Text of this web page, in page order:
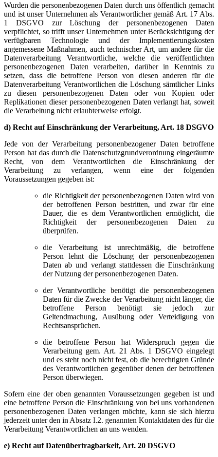
Wurden die personenbezogenen Daten durch uns öffentlich gemacht
und ist unser Unternehmen als Verantwortlicher gemäß Art. 17 Abs.
1 DSGVO zur Löschung der personenbezogenen Daten
verpflichtet, so trifft unser Unternehmen unter Berücksichtigung der
verfügbaren Technologie und der Implementierungskosten
angemessene Maßnahmen, auch technischer Art, um andere für die
Datenverarbeitung Verantwortliche, welche die veröffentlichten
personenbezogenen Daten verarbeiten, darüber in Kenntnis zu
setzen, dass die betroffene Person von diesen anderen für die
Datenverarbeitung Verantwortlichen die Löschung sämtlicher Links
zu diesen personenbezogenen Daten oder von Kopien oder
Replikationen dieser personenbezogenen Daten verlangt hat, soweit
die Verarbeitung nicht erlaubterweise erfolgt.
d) Recht auf Einschränkung der Verarbeitung, Art. 18 DSGVO
Jede von der Verarbeitung personenbezogener Daten betroffene
Person hat das durch die Datenschutzgrundverordnung eingeräumte
Recht, von dem Verantwortlichen die Einschränkung der
Verarbeitung zu verlangen, wenn eine der folgenden
Voraussetzungen gegeben ist:
die Richtigkeit der personenbezogenen Daten wird von
der betroffenen Person bestritten, und zwar für eine
Dauer, die es dem Verantwortlichen ermöglicht, die
Richtigkeit der personenbezogenen Daten zu
überprüfen.
die Verarbeitung ist unrechtmäßig, die betroffene
Person lehnt die Löschung der personenbezogenen
Daten ab und verlangt stattdessen die Einschränkung
der Nutzung der personenbezogenen Daten.
der Verantwortliche benötigt die personenbezogenen
Daten für die Zwecke der Verarbeitung nicht länger, die
betroffene Person benötigt sie jedoch zur
Geltendmachung, Ausübung oder Verteidigung von
Rechtsansprüchen.
die betroffene Person hat Widerspruch gegen die
Verarbeitung gem. Art. 21 Abs. 1 DSGVO eingelegt
und es steht noch nicht fest, ob die berechtigten Gründe
des Verantwortlichen gegenüber denen der betroffenen
Person überwiegen.
Sofern eine der oben genannten Voraussetzungen gegeben ist und
eine betroffene Person die Einschränkung von bei uns vorhandenen
personenbezogenen Daten verlangen möchte, kann sie sich hierzu
jederzeit unter den in Absatz I.2. genannten Kontaktdaten des für die
Verarbeitung Verantwortlichen an uns wenden.
e) Recht auf Datenübertragbarkeit, Art. 20 DSGVO